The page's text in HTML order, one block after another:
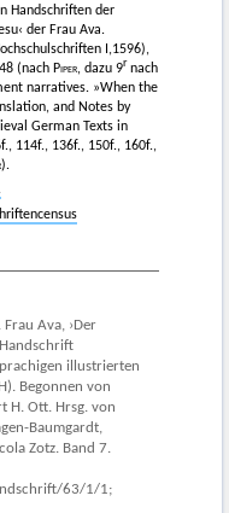
Handschriften der
der Frau Ava.
I,1596),
(nach Piper, dazu 9r nach
narratives. »When the
and Notes by
German Texts in
114f., 136f., 150f., 160f.,
).
Ava, ›Der
illustrierten
Begonnen von
H. Ott. Hrsg. von
Baumgardt,
Zotz. Band 7.
63/1/1;